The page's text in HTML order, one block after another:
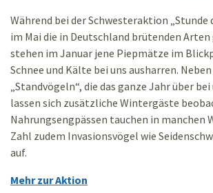
Während bei der Schwesteraktion „Stunde
im Mai die in Deutschland brütenden
stehen im Januar jene Piepmätze im
Schnee und Kälte bei uns ausharren.
„Standvögeln“, die das ganze Jahr über
lassen sich zusätzliche Wintergäste
Nahrungsengpässen tauchen in manchen
Zahl zudem Invasionsvögel wie
auf.
Mehr zur Aktion